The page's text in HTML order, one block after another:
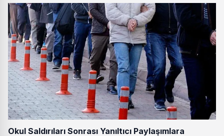
Okul Saldırıları Sonrası Yanıltıcı Paylaşımlara